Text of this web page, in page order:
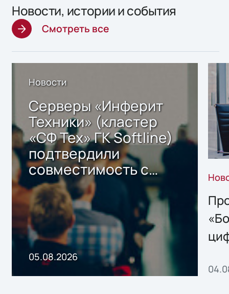
Новости, истории и события
Смотреть все
Новости
Серверы «Инферит
Техники» (кластер
«СФ Тех» ГК Softline)
подтвердили
совместимость с
решением Sharx
Storage 2.x для
хранения данных
05.08.2026